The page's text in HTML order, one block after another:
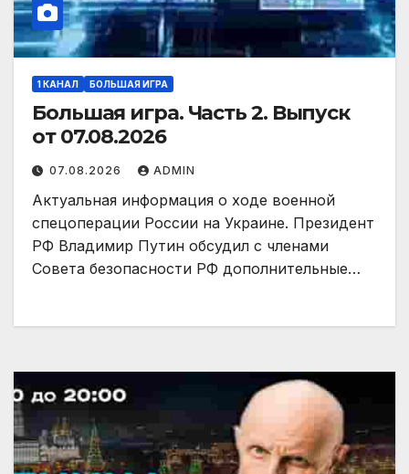
1 КАНАЛ БОЛЬШАЯ ИГРА
Большая игра. Часть 2. Выпуск
от 07.08.2026
07.08.2026 ADMIN
Актуальная информация о ходе военной
спецоперации России на Украине. Президент
РФ Владимир Путин обсудил с членами
Совета безопасности РФ дополнительные…